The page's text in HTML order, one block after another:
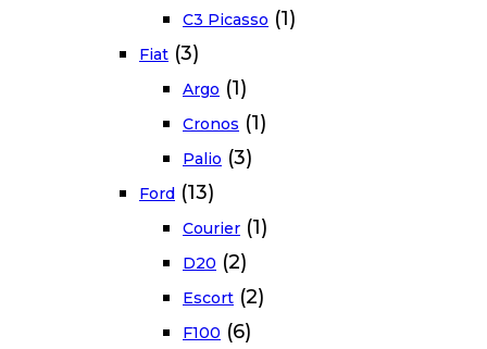
C3 Picasso (1)
Fiat (3)
Argo (1)
Cronos (1)
Palio (3)
Ford (13)
Courier (1)
D20 (2)
Escort (2)
F100 (6)